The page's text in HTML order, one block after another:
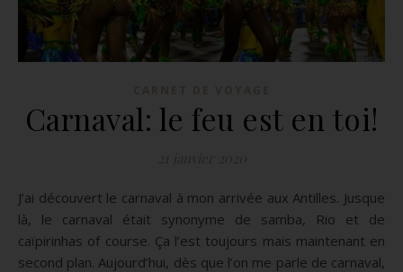
Carnaval: le feu est en toi!
J’ai découvert le carnaval à mon arrivée aux Antilles. Jusque
là, le carnaval était synonyme de samba, Rio et de
caïpirinhas of course. Ça l’est toujours mais maintenant en
second plan. Aujourd’hui, dès que l’on me parle de carnaval,